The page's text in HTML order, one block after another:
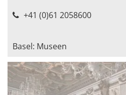
+41 (0)61 2058600
Basel: Museen